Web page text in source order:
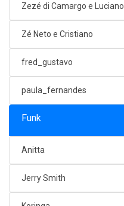
Zezé di Camargo e Luciano
Zé Neto e Cristiano
fred_gustavo
paula_fernandes
Funk
Anitta
Jerry Smith